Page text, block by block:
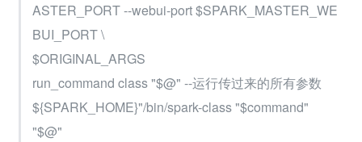
ASTER_PORT --webui-port $SPARK_MASTER_WE
BUI_PORT \
$ORIGINAL_ARGS
run_command class "$@" --运行传过来的所有参数
${SPARK_HOME}"/bin/spark-class "$command"
"$@"